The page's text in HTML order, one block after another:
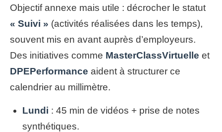
Objectif annexe mais utile : décrocher le statut
« Suivi » (activités réalisées dans les temps),
souvent mis en avant auprès d’employeurs.
Des initiatives comme MasterClassVirtuelle et
DPEPerformance aident à structurer ce
calendrier au millimètre.
Lundi : 45 min de vidéos + prise de notes
synthétiques.